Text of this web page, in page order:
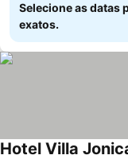
Selecione as datas
exatos.
Hotel Villa